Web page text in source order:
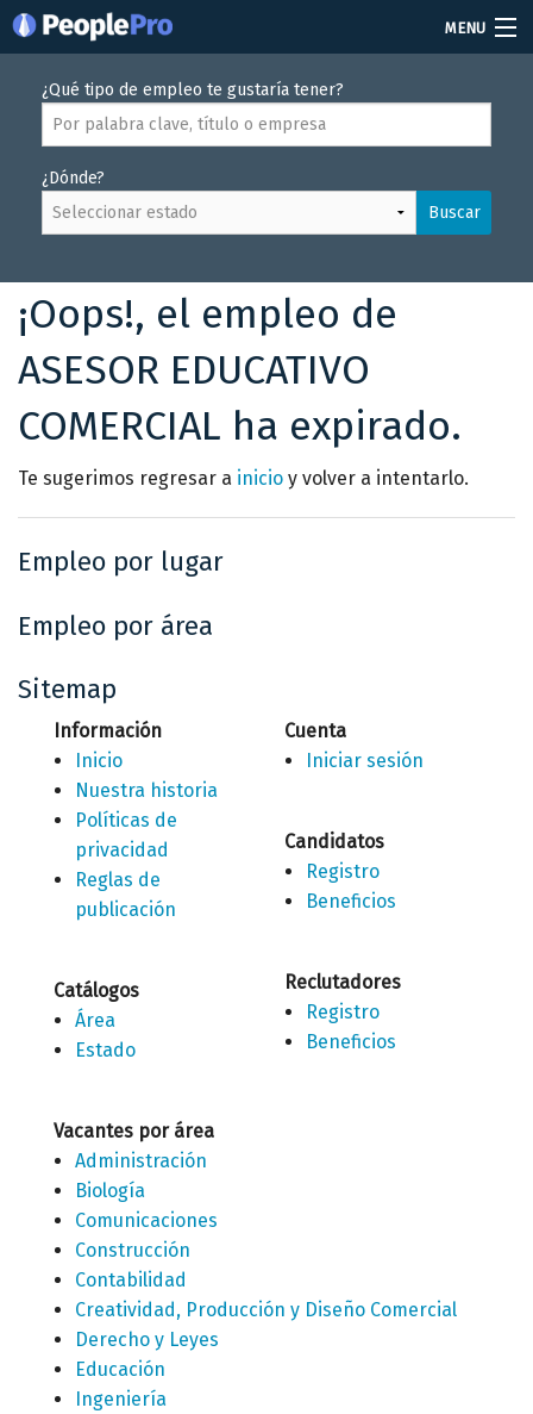
MENU
Soy reclutador
Precios
Vacantes
Iniciar sesión
Crear cuenta
¿Qué tipo de empleo te gustaría tener?
¿Dónde?
Buscar
¡Oops!, el empleo de
ASESOR EDUCATIVO
COMERCIAL ha expirado.
Te sugerimos regresar a inicio y volver a intentarlo.
Empleo por lugar
Empleo por área
Sitemap
Información
Inicio
Nuestra historia
Políticas de
privacidad
Reglas de
publicación
Catálogos
Área
Estado
Cuenta
Iniciar sesión
Candidatos
Registro
Beneficios
Reclutadores
Registro
Beneficios
Vacantes por área
Administración
Biología
Comunicaciones
Construcción
Contabilidad
Creatividad, Producción y Diseño Comercial
Derecho y Leyes
Educación
Ingeniería